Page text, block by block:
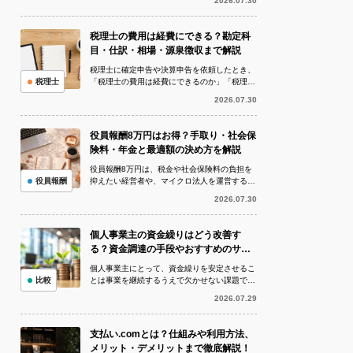
このとき問題になりやすいのが、期の...
税理士の費用は経費にできる？勘定科
目・仕訳・相場・源泉徴収まで解説
税理士に確定申告や決算申告を依頼したとき、
「税理士の費用は経費にできるのか」「税理士
と疑問に思う方は多いでしょう。 I...
2026.07.30
税理士
役員報酬8万円はお得？手取り・社会保
険料・年金と最適額の決め方を解説
役員報酬8万円は、税金や社会保険料の負担を
抑えたい経営者や、マイクロ法人を運営する人
を1年間受け取ると年収は96万円と...
2026.07.30
役員報酬
個人事業主の資金繰りはどう改善す
る？資金調達の手段やおすすめのサー
ビスも紹介！
個人事業主にとって、資金繰りを安定させるこ
とは事業を継続するうえで欠かせない課題で
より仕入代金や外注費、家賃、税金など...
2026.07.29
比較
支払い.comとは？仕組みや利用方法、
メリット・デメリットまで徹底解説！